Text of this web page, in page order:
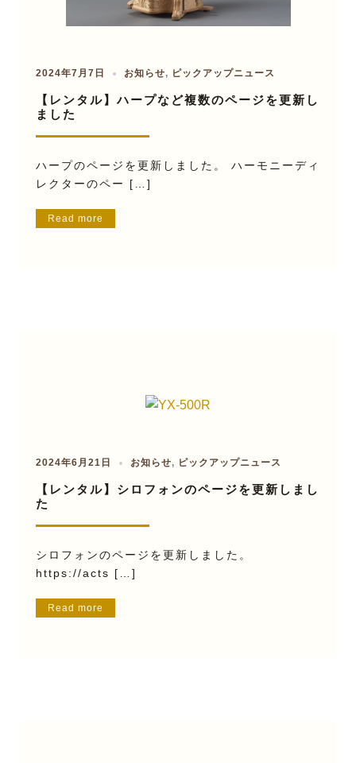
2024年7月7日 お知らせ, ピックアップニュース
【レンタル】ハープなど複数のページを更新し
ました
ハープのページを更新しました。 ハーモニーディ
レクターのペー […]
Read more
2024年6月21日 お知らせ, ピックアップニュース
【レンタル】シロフォンのページを更新しまし
た
シロフォンのページを更新しました。
https://acts […]
Read more